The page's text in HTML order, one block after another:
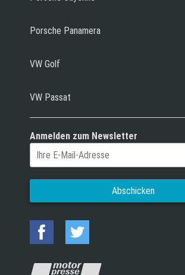
Porsche Panamera
VW Golf
VW Passat
Anmelden zum Newsletter